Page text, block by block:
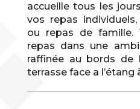
accueille tous les
vos repas
ou repas de famille.
repas dans une
raffinée au bords de
terrasse face a l’étang